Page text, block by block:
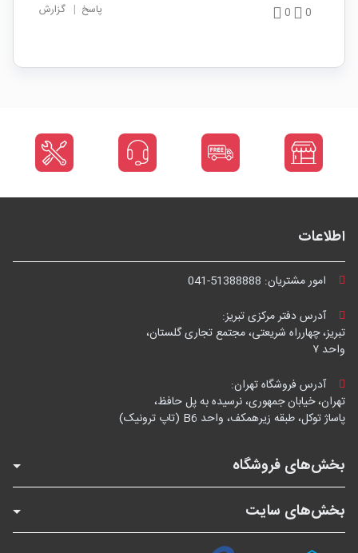
0
0 پاسخ | گزارش
اطلاعات
امور مشتریان: 041-51388888
آدرس دفتر مرکزی تبریز:
تبریز، چهارراه شریعتی، مجتمع تجاری گلستان،
واحد ۷
آدرس فروشگاه تهران:
تهران، خیابان جمهوری، نرسیده به پل حافظ،
پاساژ توکل، طبقه زیرهمکف، واحد B6 (تاپ ترونیک)
بخش‌های فروشگاه
بخش‌های سایت